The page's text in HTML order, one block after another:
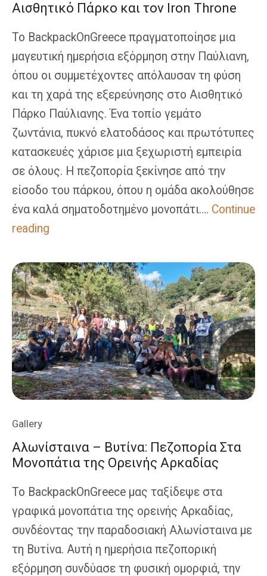
Αισθητικό Πάρκο και τον Iron Throne
Το BackpackOnGreece πραγματοποίησε μια
μαγευτική ημερήσια εξόρμηση στην Παύλιανη,
όπου οι συμμετέχοντες απόλαυσαν τη φύση
και τη χαρά της εξερεύνησης στο Αισθητικό
Πάρκο Παύλιανης. Ένα τοπίο γεμάτο
ζωντάνια, πυκνό ελατοδάσος και πρωτότυπες
κατασκευές χάρισε μια ξεχωριστή εμπειρία
σε όλους. Η πεζοπορία ξεκίνησε από την
είσοδο του πάρκου, όπου η ομάδα ακολούθησε
ένα καλά σηματοδοτημένο μονοπάτι.… Continue
reading
Πεζοπορία
Στο
Αισθητικό
Πάρκο
Και
Τον
Iron
Throne
Gallery
Αλωνίσταινα – Βυτίνα: Πεζοπορία Στα
Μονοπάτια της Ορεινής Αρκαδίας
Το BackpackOnGreece μας ταξίδεψε στα
γραφικά μονοπάτια της ορεινής Αρκαδίας,
συνδέοντας την παραδοσιακή Αλωνίσταινα με
τη Βυτίνα. Αυτή η ημερήσια πεζοπορική
εξόρμηση συνδύασε τη φυσική ομορφιά, την